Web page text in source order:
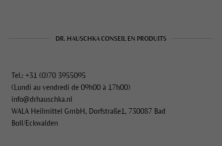
DR. HAUSCHKA CONSEIL EN PRODUITS
Tel.: +31 (0)70 3955095
(Lundi au vendredi de 09h00 à 17h00)
info@drhauschka.nl
WALA Heilmittel GmbH, Dorfstraße1, 730087 Bad
Boll/Eckwalden